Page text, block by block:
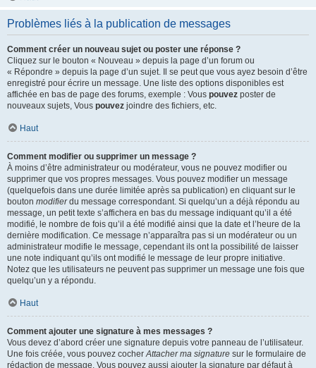
Problèmes liés à la publication de messages
Comment créer un nouveau sujet ou poster une réponse ?
Cliquez sur le bouton « Nouveau » depuis la page d’un forum ou
« Répondre » depuis la page d’un sujet. Il se peut que vous ayez besoin d’être
enregistré pour écrire un message. Une liste des options disponibles est
affichée en bas de page des forums, exemple : Vous pouvez poster de
nouveaux sujets, Vous pouvez joindre des fichiers, etc.
Haut
Comment modifier ou supprimer un message ?
À moins d’être administrateur ou modérateur, vous ne pouvez modifier ou
supprimer que vos propres messages. Vous pouvez modifier un message
(quelquefois dans une durée limitée après sa publication) en cliquant sur le
bouton modifierdu message correspondant. Si quelqu’un a déjà répondu au
message, un petit texte s’affichera en bas du message indiquant qu’il a été
modifié, le nombre de fois qu’il a été modifié ainsi que la date et l’heure de la
dernière modification. Ce message n’apparaîtra pas si un modérateur ou un
administrateur modifie le message, cependant ils ont la possibilité de laisser
une note indiquant qu’ils ont modifié le message de leur propre initiative.
Notez que les utilisateurs ne peuvent pas supprimer un message une fois que
quelqu’un y a répondu.
Haut
Comment ajouter une signature à mes messages ?
Vous devez d’abord créer une signature depuis votre panneau de l’utilisateur.
Une fois créée, vous pouvez cocherAttacher ma signature sur le formulaire de
rédaction de message. Vous pouvez aussi ajouter la signature par défaut à